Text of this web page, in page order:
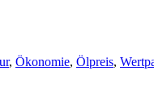
, Ökonomie, Ölpreis,